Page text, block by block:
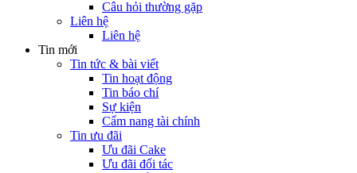
Câu hỏi thường gặp
Liên hệ
Liên hệ
Tin mới
Tin tức & bài viết
Tin hoạt động
Tin báo chí
Sự kiện
Cẩm nang tài chính
Tin ưu đãi
Ưu đãi Cake
Ưu đãi đối tác